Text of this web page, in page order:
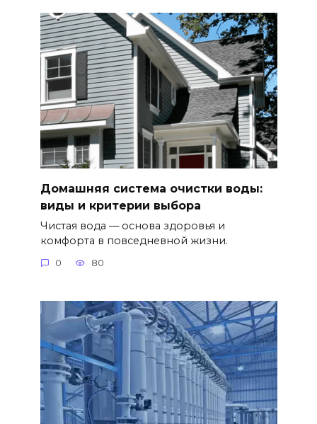
Домашняя система очистки воды:
виды и критерии выбора
Чистая вода — основа здоровья и
комфорта в повседневной жизни.
0 80